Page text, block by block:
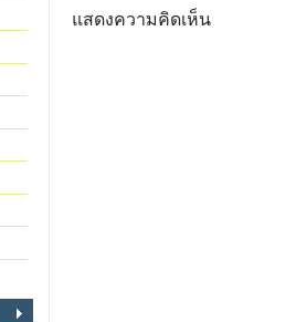
แสดงความคิดเห็น